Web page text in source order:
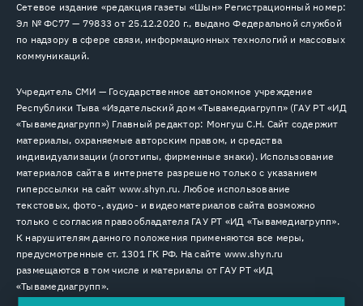
Сетевое издание «редакция газеты «Шын» Регистрационный номер:
Эл № ФС77 — 79833 от 25.12.2020 г., выдано Федеральной службой
по надзору в сфере связи, информационных технологий и массовых
коммуникаций.
Учредитель СМИ — Государственное автономное учреждение
Республики Тыва «Издательский дом «Тывамедиагрупп» (ГАУ РТ «ИД
«Тывамедиагрупп») Главный редактор: Монгуш С.Н. Сайт содержит
материалы, охраняемые авторским правом, и средства
индивидуализации (логотипы, фирменные знаки). Использование
материалов сайта в интернете разрешено только с указанием
гиперссылки на сайт www.shyn.ru. Любое использование
текстовых, фото-, аудио- и видеоматериалов сайта возможно
только с согласия правообладателя ГАУ РТ «ИД «Тывамедиагрупп».
К нарушителям данного положения применяются все меры,
предусмотренные ст. 1301 ГК РФ. На сайте www.shyn.ru
размещаются в том числе и материалы от ГАУ РТ «ИД
«Тывамедиагрупп».